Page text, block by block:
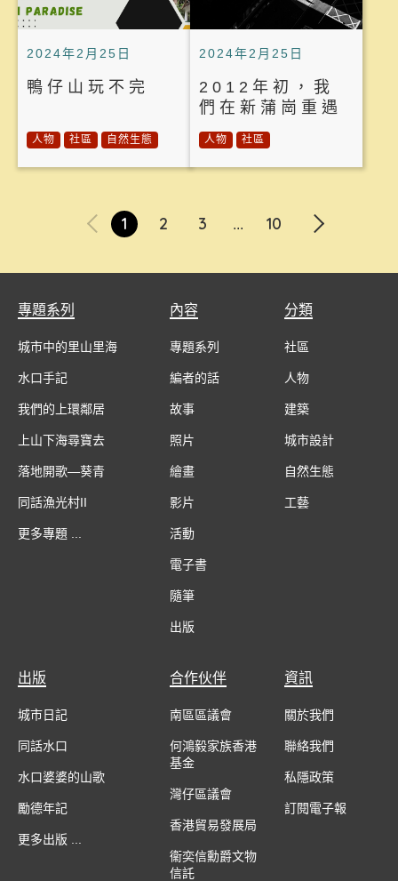
2024年2月25日
鴨仔山玩不完
人物 社區 自然生態
2024年2月25日
2012年初，我
們在新蒲崗重遇
人物 社區
1 2 3 ... 10
專題系列
城市中的里山里海
水口手記
我們的上環鄰居
上山下海尋寶去
落地開歌—葵青
同話漁光村II
更多專題 ...
內容
專題系列
編者的話
故事
照片
繪畫
影片
活動
電子書
隨筆
出版
分類
社區
人物
建築
城市設計
自然生態
工藝
出版
城市日記
同話水口
水口婆婆的山歌
勵德年記
更多出版 ...
合作伙伴
南區區議會
何鴻毅家族香港
基金
灣仔區議會
香港貿易發展局
衞奕信勳爵文物
信託
資訊
關於我們
聯絡我們
私隱政策
訂閱電子報